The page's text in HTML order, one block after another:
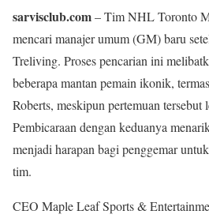
sarvisclub.com– Tim NHL Toronto
mencari manajer umum (GM) baru
Treliving. Proses pencarian ini
beberapa mantan pemain ikonik,
Roberts, meskipun pertemuan
Pembicaraan dengan keduanya
menjadi harapan bagi penggemar
tim.
CEO Maple Leaf Sports &